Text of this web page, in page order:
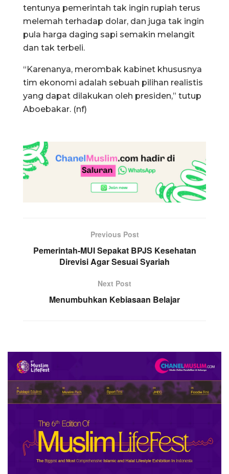
tentunya pemerintah tak ingin rupiah terus
melemah terhadap dolar, dan juga tak ingin
pula harga daging sapi semakin melangit
dan tak terbeli.
“Karenanya, merombak kabinet khususnya
tim ekonomi adalah sebuah pilihan realistis
yang dapat dilakukan oleh presiden,” tutup
Aboebakar. (nf)
Previous Post
Pemerintah-MUI Sepakat BPJS Kesehatan
Direvisi Agar Sesuai Syariah
Next Post
Menumbuhkan Kebiasaan Belajar